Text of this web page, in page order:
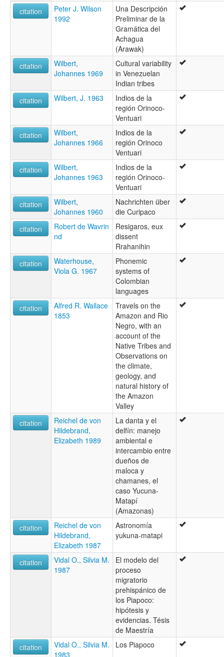
citation
Peter J. Wilson
1992
Una Descripción
Preliminar de la
Gramática del
Achagua
(Arawak)
citation
Wilbert,
Johannes 1969
Cultural variability
in Venezuelan
Indian tribes
citation
Wilbert, J. 1963
Indios de la
región Orinoco-
Ventuari
citation
Wilbert,
Johannes 1966
Indios de la
región Orinoco
Ventuari
citation
Wilbert,
Johannes 1963
Indios de la
región Orinoco-
Ventuari
citation
Wilbert,
Johannes 1960
Nachrichten über
die Curipaco
citation
Robert de Wavrin
nd
Resigaros, eux
dissent
Rrahanihin
citation
Waterhouse,
Viola G. 1967
Phonemic
systems of
Colombian
languages
citation
Alfred R. Wallace
1853
Travels on the
Amazon and Rio
Negro, with an
account of the
Native Tribes and
Observations on
the climate,
geology, and
natural history of
the Amazon
Valley
citation
Reichel de von
Hildebrand,
Elizabeth 1989
La danta y el
delfín: manejo
ambiental e
intercambio entre
dueños de
maloca y
chamanes, el
caso Yucuna-
Matapí
(Amazonas)
citation
Reichel de von
Hildebrand,
Elizabeth 1987
Astronomía
yukuna-matapi
citation
Vidal O., Silvia M.
1987
El modelo del
proceso
migratorio
prehispánico de
los Piapoco:
hipótesis y
evidencias. Tésis
de Maestría
citation
Vidal O., Silvia M.
1983
Los Piapoco